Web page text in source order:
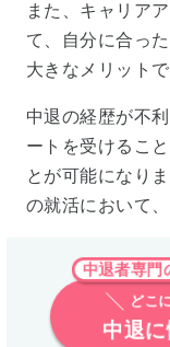
また、キャリア
て、自分に合っ
大きなメリットで
中退の経歴が不
ートを受けるこ
とが可能になり
の就活において
中退者専門
どこに
中退